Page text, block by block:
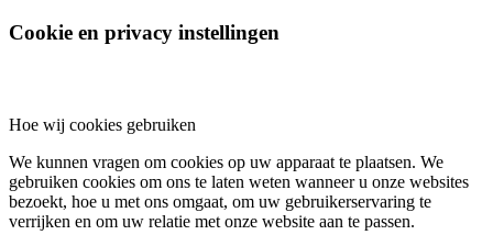
Cookie en privacy instellingen
Hoe wij cookies gebruiken
We kunnen vragen om cookies op uw apparaat te plaatsen. We
gebruiken cookies om ons te laten weten wanneer u onze websites
bezoekt, hoe u met ons omgaat, om uw gebruikerservaring te
verrijken en om uw relatie met onze website aan te passen.